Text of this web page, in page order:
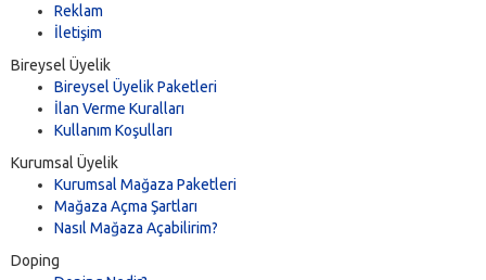
Reklam
İletişim
Bireysel Üyelik
Bireysel Üyelik Paketleri
İlan Verme Kuralları
Kullanım Koşulları
Kurumsal Üyelik
Kurumsal Mağaza Paketleri
Mağaza Açma Şartları
Nasıl Mağaza Açabilirim?
Doping